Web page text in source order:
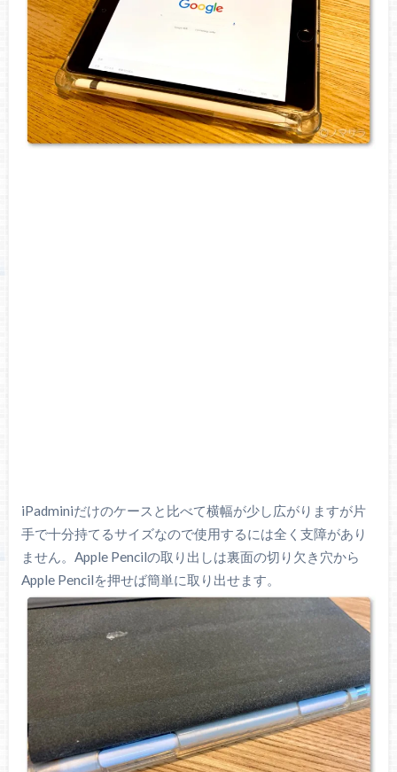
iPadminiだけのケースと比べて横幅が少し広がりますが片
手で十分持てるサイズなので使用するには全く支障があり
ません。Apple Pencilの取り出しは裏面の切り欠き穴から
Apple Pencilを押せば簡単に取り出せます。